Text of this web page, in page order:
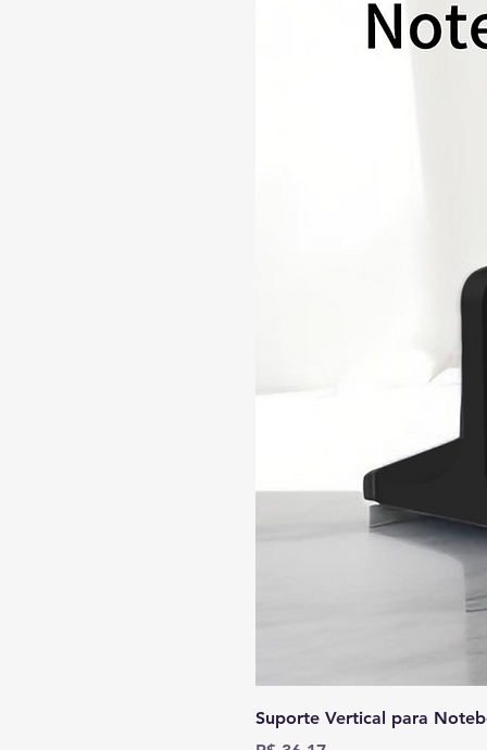
Suporte Vertical para